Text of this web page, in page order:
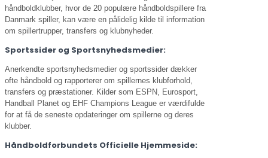
håndboldklubber, hvor de 20 populære håndboldspillere fra
Danmark spiller, kan være en pålidelig kilde til information
om spillertrupper, transfers og klubnyheder.
Sportssider og Sportsnyhedsmedier:
Anerkendte sportsnyhedsmedier og sportssider dækker
ofte håndbold og rapporterer om spillernes klubforhold,
transfers og præstationer. Kilder som ESPN, Eurosport,
Handball Planet og EHF Champions League er værdifulde
for at få de seneste opdateringer om spillerne og deres
klubber.
Håndboldforbundets Officielle Hjemmeside: